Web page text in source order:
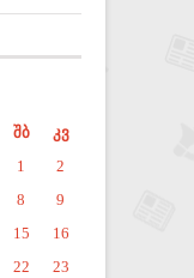
შბ
კვ
1
2
8
9
15
16
22
23